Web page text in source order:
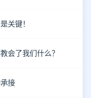
关键！
会了我们什么？
接